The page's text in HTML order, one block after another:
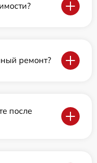
ремонт?
после